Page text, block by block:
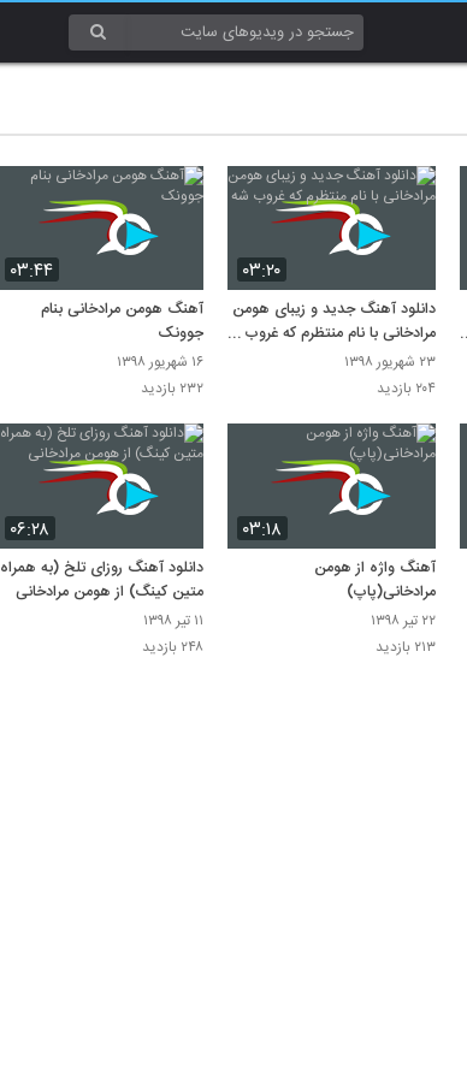
۰۳:۲۰
دانلود آهنگ جدید و زیبای هومن
مرادخانی با نام منتظرم که غروب
شه
۲۳ شهریور ۱۳۹۸
۲۰۴ بازدید
۰۳:۴۴
آهنگ هومن مرادخانی بنام
جوونک
۱۶ شهریور ۱۳۹۸
۲۳۲ بازدید
۰۳:۱۸
آهنگ واژه از هومن
مرادخانی(پاپ)
۲۲ تیر ۱۳۹۸
۲۱۳ بازدید
۰۶:۲۸
دانلود آهنگ روزای تلخ (به همراه
متین کینگ) از هومن مرادخانی
۱۱ تیر ۱۳۹۸
۲۴۸ بازدید